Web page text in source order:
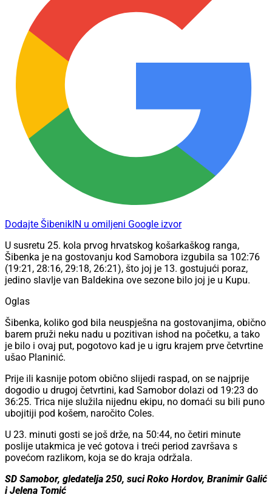
Dodajte ŠibenikIN u omiljeni Google izvor
U susretu 25. kola prvog hrvatskog košarkaškog ranga,
Šibenka je na gostovanju kod Samobora izgubila sa 102:76
(19:21, 28:16, 29:18, 26:21), što joj je 13. gostujući poraz,
jedino slavlje van Baldekina ove sezone bilo joj je u Kupu.
Oglas
Šibenka, koliko god bila neuspješna na gostovanjima, obično
barem pruži neku nadu u pozitivan ishod na početku, a tako
je bilo i ovaj put, pogotovo kad je u igru krajem prve četvrtine
ušao Planinić.
Prije ili kasnije potom obično slijedi raspad, on se najprije
dogodio u drugoj četvrtini, kad Samobor dolazi od 19:23 do
36:25. Trica nije služila nijednu ekipu, no domaći su bili puno
ubojitiji pod košem, naročito Coles.
U 23. minuti gosti se još drže, na 50:44, no četiri minute
poslije utakmica je već gotova i treći period završava s
povećom razlikom, koja se do kraja održala.
SD Samobor, gledatelja 250, suci Roko Hordov, Branimir Galić
i Jelena Tomić